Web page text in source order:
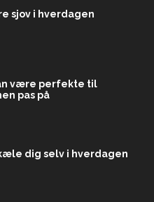
sjov i hverdagen
være perfekte til
pas på
dig selv i hverdagen